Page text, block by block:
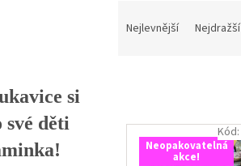
si
děti
Nejlevnější Nejdražší
V
Neopakovatelná
akce!
Kód: